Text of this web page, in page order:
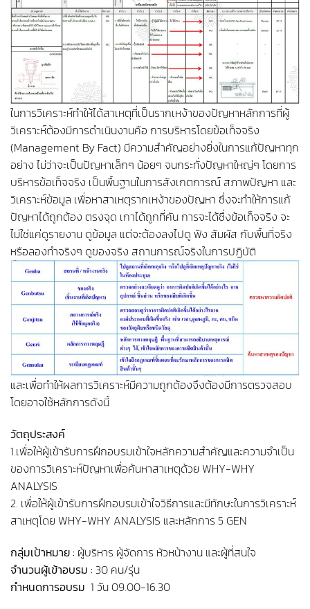
ในการวิเคราะห์ทำให้ได้สาเหตุที่เป็นรากเหง้าของปัญหาหลักการที่ผู้
วิเคราะห์ต้องมีการดำเนินงานคือ การบริหารโดยข้อเท็จจริง
(Management By Fact) มีความสำคัญอย่างยิ่งในการแก้ปัญหาทุก
อย่าง ไม่ว่าจะเป็นปัญหาเล็กๆ น้อยๆ จนกระทั่งปัญหาใหญ่ๆ โดยการ
บริหารข้อเท็จจริง เป็นพื้นฐานในการสังเกตการณ์ สภาพปัญหา และ
วิเคราะห์ข้อมูล เพื่อหาสาเหตุรากเหง้าของปัญหา ซึ่งจะทำให้การแก้
ปัญหาได้ถูกต้อง ตรงจุด เกาได้ถูกที่คัน การจะได้ซึ่งข้อเท็จจริง จะ
ไม่ใช่แค่ดูรายงาน ดูข้อมูล แต่จะต้องลงไปดู ฟัง สัมผัส กับพื้นที่จริง
หรือลองทำจริงๆ ดูของจริง สถานการณ์จริงในการปฏิบัติ
และเพื่อทำให้ผลการวิเคราะห์มีความถูกต้องจึงต้องมีการตรวจสอบ
โดยอาจใช้หลักการดังนี้
วัตถุประสงค์
1.เพื่อให้ผู้เข้ารับการฝึกอบรมเข้าใจหลักความสำคัญและความจำเป็น
ของการวิเคราะห์ปัญหาเพื่อค้นหาสาเหตุด้วย WHY-WHY
ANALYSIS
2. เพื่อให้ผู้เข้ารับการฝึกอบรมเข้าใจวิธีการและมีทักษะในการวิเคราะห์
สาเหตุโดย WHY-WHY ANALYSIS และหลักการ 5 GEN
กลุ่มเป้าหมาย : ผู้บริหาร ผู้จัดการ หัวหน้างาน และผู้ที่สนใจ
จำนวนผู้เข้าอบรม : 30 คน/รุ่น
กำหนดการอบรม 1 วัน 09.00-16.30